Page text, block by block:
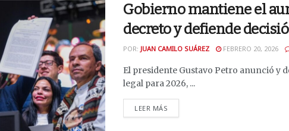
Gobierno mantiene el
decreto y defiende
POR: JUAN CAMILO SUÁREZ FEBRERO 20, 2026
El presidente Gustavo Petro anunció y
legal para 2026, ...
LEER MÁS